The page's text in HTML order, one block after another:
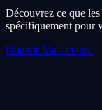
Découvrez ce que
spécifiquement pour
Obtenir Ma Lecture